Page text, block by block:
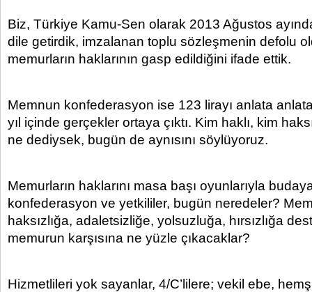
Biz, Türkiye Kamu-Sen olarak 2013 Ağustos
dile getirdik, imzalanan toplu sözleşmenin defolu
memurların haklarının gasp edildiğini ifade ettik.
Memnun konfederasyon ise 123 lirayı anlata
yıl içinde gerçekler ortaya çıktı. Kim haklı, kim
ne dediysek, bugün de aynısını söylüyoruz.
Memurların haklarını masa başı oyunlarıyla
konfederasyon ve yetkililer, bugün neredeler?
haksızlığa, adaletsizliğe, yolsuzluğa, hırsızlığa
memurun karşısına ne yüzle çıkacaklar?
Hizmetlileri yok sayanlar, 4/C’lilere; vekil ebe,